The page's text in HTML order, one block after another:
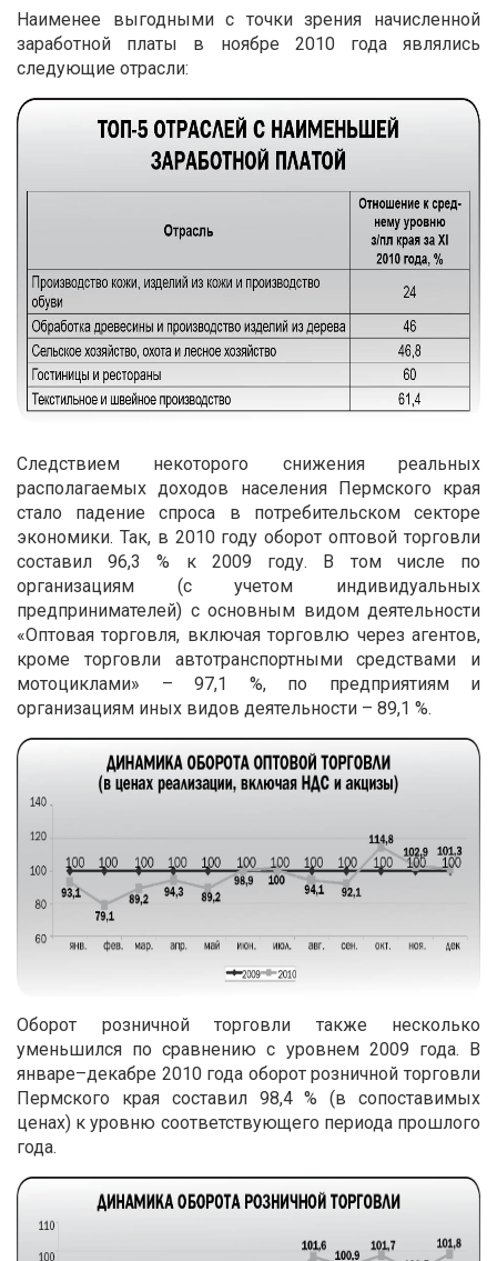
Наименее выгодными с точки зрения начисленной
заработной платы в ноябре 2010 года являлись
следующие отрасли:
Следствием некоторого снижения реальных
располагаемых доходов населения Пермского края
стало падение спроса в потребительском секторе
экономики. Так, в 2010 году оборот оптовой торговли
составил 96,3 % к 2009 году. В том числе по
организациям (c учетом индивидуальных
предпринимателей) с основным видом деятельности
«Оптовая торговля, включая торговлю через агентов,
кроме торговли автотранспортными средствами и
мотоциклами» – 97,1 %, по предприятиям и
организациям иных видов деятельности – 89,1 %.
Оборот розничной торговли также несколько
уменьшился по сравнению с уровнем 2009 года. В
январе–декабре 2010 года оборот розничной торговли
Пермского края составил 98,4 % (в сопоставимых
ценах) к уровню соответствующего периода прошлого
года.